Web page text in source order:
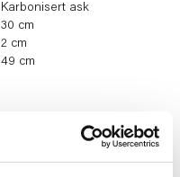
Karbonisert ask
30 cm
2 cm
49 cm